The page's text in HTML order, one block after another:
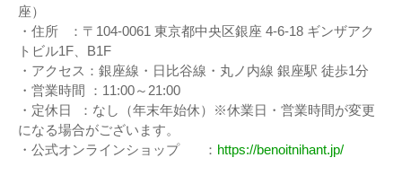
座）
・住所 ：〒104-0061 東京都中央区銀座 4-6-18 ギンザアク
トビル1F、B1F
・アクセス：銀座線・日比谷線・丸ノ内線 銀座駅 徒歩1分
・営業時間 ：11:00～21:00
・定休日 ：なし（年末年始休）※休業日・営業時間が変更
になる場合がございます。
・公式オンラインショップ ： https://benoitnihant.jp/